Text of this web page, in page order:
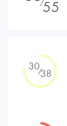
⁄55
30⁄38